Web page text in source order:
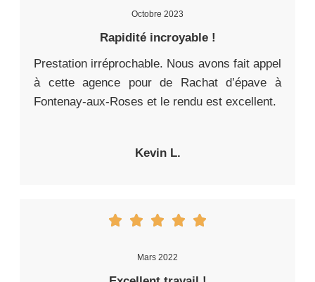
Octobre 2023
Rapidité incroyable !
Prestation irréprochable. Nous avons fait appel
à cette agence pour de Rachat d’épave à
Fontenay-aux-Roses et le rendu est excellent.
Kevin L.
Mars 2022